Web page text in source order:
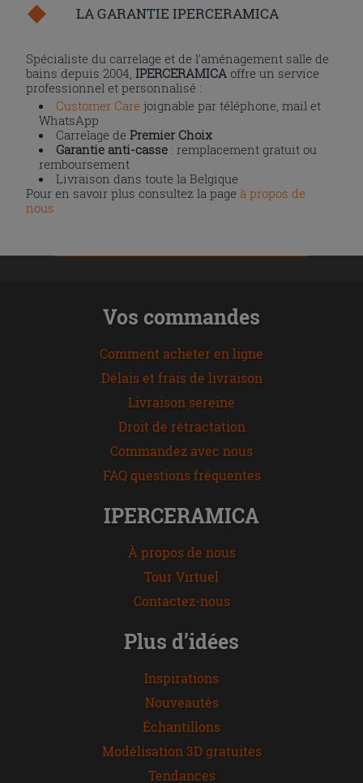
LA GARANTIE IPERCERAMICA
Spécialiste du carrelage et de l’aménagement salle de
bains depuis 2004,IPERCERAMICA offre un service
professionnel et personnalisé :
Customer Care joignable par téléphone, mail et
WhatsApp
Carrelage dePremier Choix
Garantie anti-casse : remplacement gratuit ou
remboursement
Livraison dans toute la Belgique
Pour en savoir plus consultez la page à propos de
nous
Vos commandes
Comment acheter en ligne
Délais et frais de livraison
Livraison sereine
Droit de rétractation
Commandez avec nous
FAQ questions fréquentes
IPERCERAMICA
À propos de nous
Tour Virtuel
Contactez-nous
Plus d’idées
Inspirations
Nouveautés
Échantillons
Modélisation 3D gratuites
Tendances